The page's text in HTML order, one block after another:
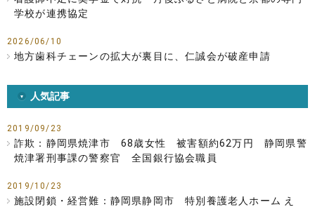
学校が連携協定
2026/06/10
地方歯科チェーンの拡大が裏目に、仁誠会が破産申請
人気記事
2019/09/23
詐欺：静岡県焼津市 68歳女性 被害額約62万円 静岡県警
焼津署刑事課の警察官 全国銀行協会職員
2019/10/23
施設閉鎖・経営難：静岡県静岡市 特別養護老人ホーム え